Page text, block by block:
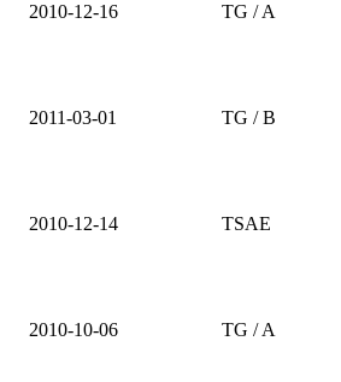
2010-12-16 TG / A
2011-03-01 TG / B
2010-12-14 TSAE
2010-10-06 TG / A